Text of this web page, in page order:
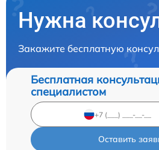
Нужна
Закажите бесплатную
Бесплатная
специалистом
Оставить